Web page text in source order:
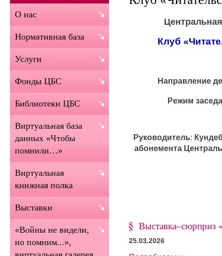
Клуб
Направление
Режим
Руководитель:
абонемента
Выставка–сюрприз
25.03.2026
О нас
Нормативная база
Услуги
Фонды ЦБС
Библиотеки ЦБС
Виртуальная база
данных «Чтобы
помнили…»
Виртуальная
книжная полка
Выставки
«Войны не видели,
но помним...»,